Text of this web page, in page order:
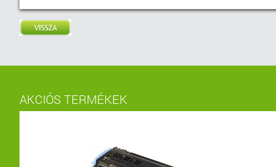
AKCIÓS TERMÉKEK